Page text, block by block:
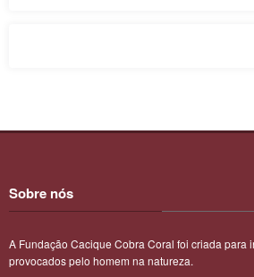
Sobre nós
A Fundação Cacique Cobra Coral foi criada para
provocados pelo homem na natureza.